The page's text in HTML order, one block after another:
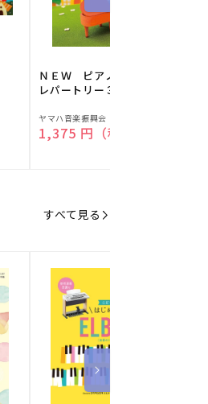
ＮＥＷ ピアノスタディ
レパートリー３
販
売
ヤマハ音楽振興会
通常価格
1,375 円（税込）
すべて見る